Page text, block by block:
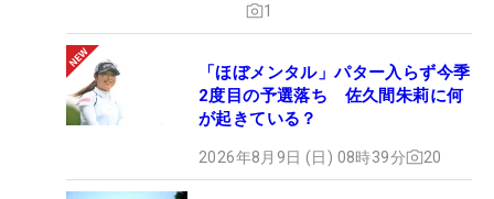
1
「ほぼメンタル」パター入らず今季
2度目の予選落ち 佐久間朱莉に何
が起きている？
2026年8月9日 (日) 08時39分 20